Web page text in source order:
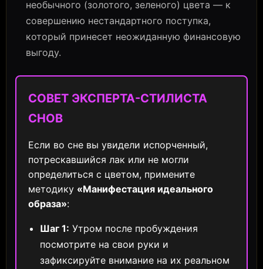
необычного (золотого, зеленого) цвета — к
совершению нестандартного поступка,
который принесет неожиданную финансовую
выгоду.
СОВЕТ ЭКСПЕРТА-СТИЛИСТА
СНОВ
Если во сне вы увидели испорченный,
потрескавшийся лак или не могли
определиться с цветом, примените
методику «Манифестация идеального
образа»:
Шаг 1: Утром после пробуждения
посмотрите на свои руки и
зафиксируйте внимание на их реальном